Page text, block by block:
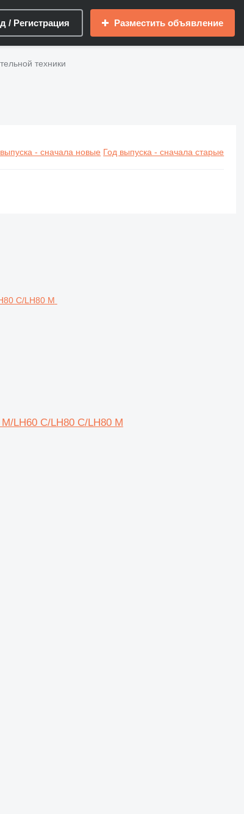
/ Регистрация Разместить объявление
техники
- сначала новые Год выпуска - сначала старые
LH60 C/LH80 C/LH80 M